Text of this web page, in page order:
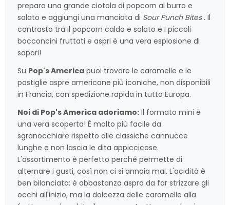
prepara una grande ciotola di popcorn al burro e
salato e aggiungi una manciata di Sour Punch Bites. Il
contrasto tra il popcorn caldo e salato e i piccoli
bocconcini fruttati e aspri è una vera esplosione di
sapori!
Su Pop's America puoi trovare le caramelle e le
pastiglie aspre americane più iconiche, non disponibili
in Francia, con spedizione rapida in tutta Europa.
Noi di Pop's America adoriamo: Il formato mini è
una vera scoperta! È molto più facile da
sgranocchiare rispetto alle classiche cannucce
lunghe e non lascia le dita appiccicose.
L'assortimento è perfetto perché permette di
alternare i gusti, così non ci si annoia mai. L'acidità è
ben bilanciata: è abbastanza aspra da far strizzare gli
occhi all'inizio, ma la dolcezza delle caramelle alla